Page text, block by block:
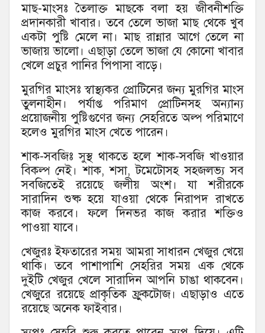
মাছ-মাংসঃ তৈলাক্ত মাছকে বলা হয় জীবনীশক্তি
প্রদানকারী খাবার। তবে তেলে ভাজা মাছ থেকে খুব
একটা পুষ্টি মেলে না। মাছ রান্নার আগে তেলে না
ভাজায় ভালো। এছাড়া তেলে ভাজা যে কোনো খাবার
খেলে প্রচুর পানির পিপাসা বাড়ে।
মুরগির মাংসঃ স্বাস্থ্যকর প্রোটিনের জন্য মুরগির মাংস
তুলনাহীন। পর্যাপ্ত পরিমাণ প্রোটিনসহ অন্যান্য
প্রয়োজনীয় পুষ্টিগুণের জন্য সেহরিতে অল্প পরিমাণে
হলেও মুরগির মাংস খেতে পারেন।
শাক-সবজিঃ সুস্থ থাকতে হলে শাক-সবজি খাওয়ার
বিকল্প নেই। শাক, শসা, টমেটোসহ সহজলভ্য সব
সবজিতেই রয়েছে জলীয় অংশ। যা শরীরকে
সারাদিন শুষ্ক হয়ে যাওয়া থেকে নিরাপদ রাখতে
কাজ করবে। ফলে দিনভর কাজ করার শক্তিও
পাওয়া যাবে।
খেজুরঃ ইফতারের সময় আমরা সাধারন খেজুর খেয়ে
থাকি। তবে পাশাপাশি সেহরির সময় এক থেকে
দুইটি খেজুর খেলে সারাদিন আপনি চাঙা থাকবেন।
খেজুরে রয়েছে প্রাকৃতিক ফ্রুকটোজ। এছাড়াও এতে
রয়েছে অনেক ফাইবার।